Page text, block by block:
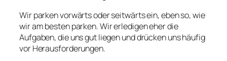
Wir parken vorwärts oder seitwärts ein, eben so, wie
wir am besten parken. Wir erledigen eher die
Aufgaben, die uns gut liegen und drücken uns häufig
vor Herausforderungen.